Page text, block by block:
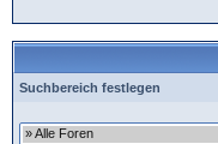
Suchbereich festlegen